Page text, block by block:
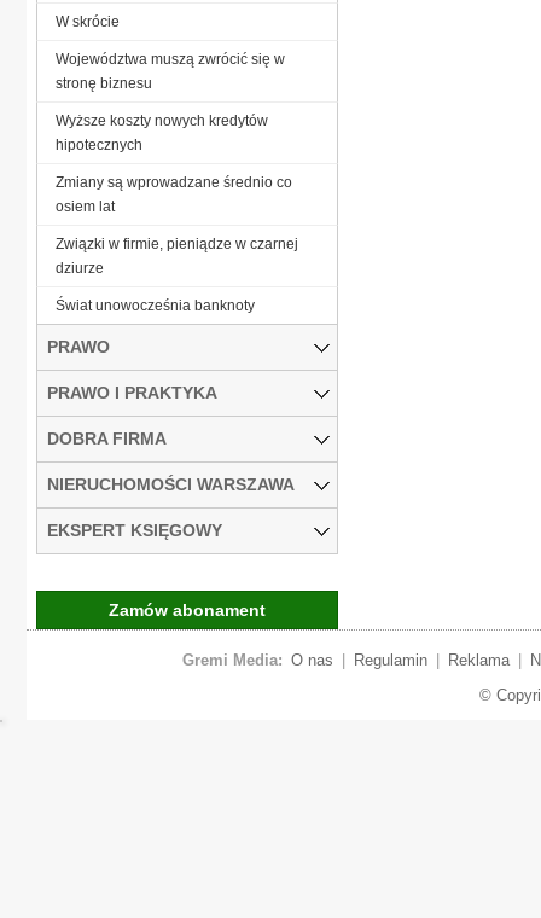
W skrócie
Województwa muszą zwrócić się w
stronę biznesu
Wyższe koszty nowych kredytów
hipotecznych
Zmiany są wprowadzane średnio co
osiem lat
Związki w firmie, pieniądze w czarnej
dziurze
Świat unowocześnia banknoty
PRAWO
PRAWO I PRAKTYKA
DOBRA FIRMA
NIERUCHOMOŚCI WARSZAWA
EKSPERT KSIĘGOWY
Zamów abonament
Gremi Media: O nas Regulamin Reklama
©